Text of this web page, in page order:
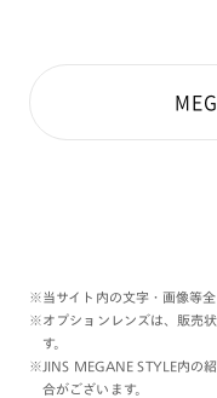
※当サイト内の文字・画像等全
※オプションレンズは、販売
す。
※JINS MEGANE STYLE内の
合がございます。